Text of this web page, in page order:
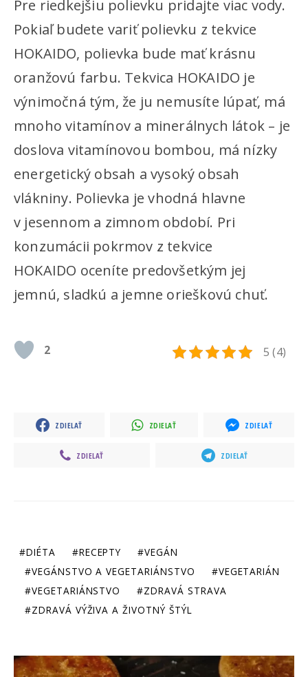
Pre riedkejšiu polievku pridajte viac vody.
Pokiaľ budete variť polievku z tekvice
HOKAIDO, polievka bude mať krásnu
oranžovú farbu. Tekvica HOKAIDO je
výnimočná tým, že ju nemusíte lúpať, má
mnoho vitamínov a minerálnych látok – je
doslova vitamínovou bombou, má nízky
energetický obsah a vysoký obsah
vlákniny. Polievka je vhodná hlavne
v jesennom a zimnom období. Pri
konzumácii pokrmov z tekvice
HOKAIDO oceníte predovšetkým jej
jemnú, sladkú a jemne orieškovú chuť.
5 (4)
2
ZDIELAŤ ZDIELAŤ ZDIELAŤ
ZDIELAŤ ZDIELAŤ
DIÉTA RECEPTY
VEGÁN
VEGÁNSTVO A VEGETARIÁNSTVO
VEGETARIÁN
VEGETARIÁNSTVO
ZDRAVÁ STRAVA
ZDRAVÁ VÝŽIVA A ŽIVOTNÝ ŠTÝL